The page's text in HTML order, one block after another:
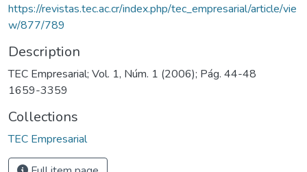
https://revistas.tec.ac.cr/index.php/tec_empresarial/article/vie
w/877/789
Description
TEC Empresarial; Vol. 1, Núm. 1 (2006); Pág. 44-48
1659-3359
Collections
TEC Empresarial